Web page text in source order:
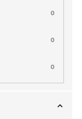
0
0
0